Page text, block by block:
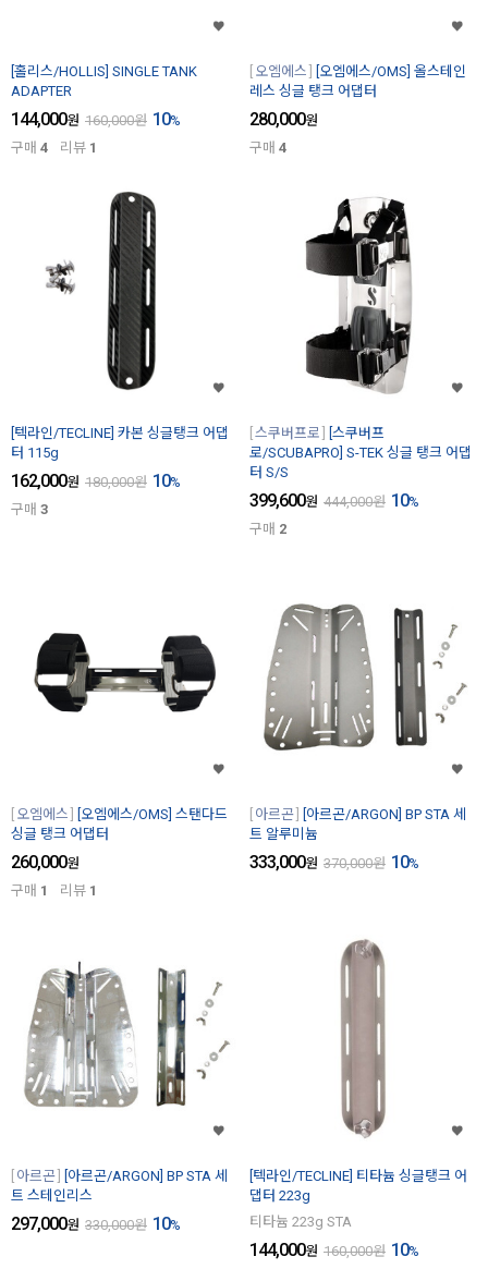
[홀리스/HOLLIS] SINGLE TANK
ADAPTER
144,000원 160,000원 10%
구매 4 리뷰 1
오엠에스
[오엠에스/OMS] 올스테인
레스 싱글 탱크 어댑터
280,000원
구매 4
[텍라인/TECLINE] 카본 싱글탱크 어댑
터 115g
162,000원 180,000원 10%
구매 3
스쿠버프로
[스쿠버프
로/SCUBAPRO] S-TEK 싱글 탱크 어댑
터 S/S
399,600원 444,000원 10%
구매 2
오엠에스
[오엠에스/OMS] 스탠다드
싱글 탱크 어댑터
260,000원
구매 1 리뷰 1
아르곤
[아르곤/ARGON] BP STA 세
트 알루미늄
333,000원 370,000원 10%
아르곤
[아르곤/ARGON] BP STA 세
트 스테인리스
297,000원 330,000원 10%
[텍라인/TECLINE] 티타늄 싱글탱크 어
댑터 223g
티타늄 223g STA
144,000원 160,000원 10%